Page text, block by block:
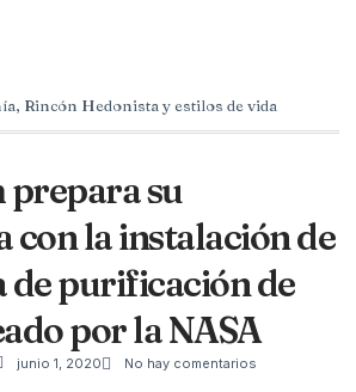
, Rincón Hedonista y estilos de vida
su
con la instalación de
de purificación de
por la NASA
junio 1, 2020
No hay comentarios